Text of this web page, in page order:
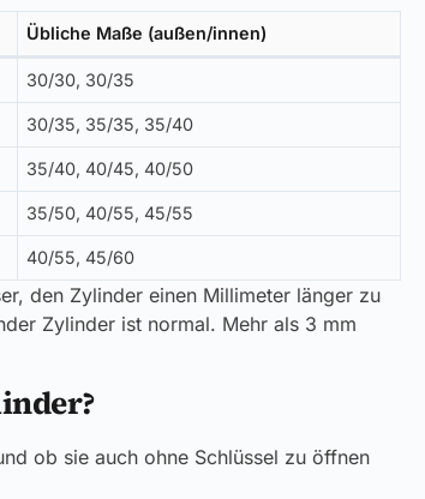
Übliche Maße (außen/innen)
30/30, 30/35
30/35, 35/35, 35/40
35/40, 40/45, 40/50
35/50, 40/55, 45/55
40/55, 45/60
den Zylinder einen Millimeter länger zu
Zylinder ist normal. Mehr als 3 mm
ob sie auch ohne Schlüssel zu öffnen